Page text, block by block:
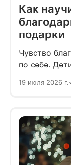
Как
подарки
Чувство
по себе.
19 июля 2026 г.